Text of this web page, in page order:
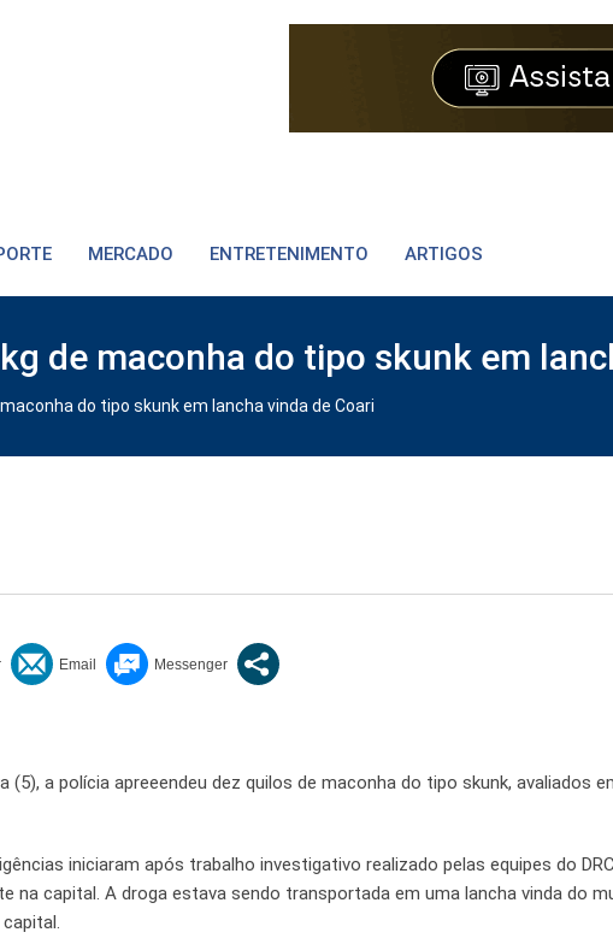
MERCADO ENTRETENIMENTO ARTIGOS
de maconha do tipo skunk em
do tipo skunk em lancha vinda de Coari
a polícia apreeendeu dez quilos de maconha do tipo skunk, avaliados
iniciaram após trabalho investigativo realizado pelas equipes do
na capital. A droga estava sendo transportada em uma lancha vinda do